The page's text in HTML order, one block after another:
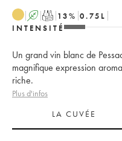
A T 13% 0.75 L
INTENSITÉ
Un grand vin blanc de
magnifique expression
riche.
Plus d'infos
LA CUVÉE